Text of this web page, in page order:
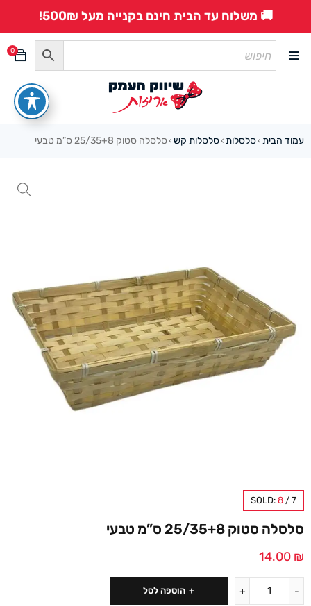
🚚 משלוח עד הבית חינם בקנייה מעל 500₪!
0
עמוד הבית ›סלסלות ›סלסלות קש › סלסלה סטוק 25/35+8 ס”מ טבעי
SOLD: 8 / 7
סלסלה סטוק 25/35+8 ס”מ טבעי
14.00 ₪
הוספה לסל